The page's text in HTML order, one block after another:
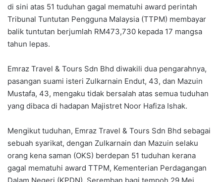
di sini atas 51 tuduhan gagal mematuhi award perintah
Tribunal Tuntutan Pengguna Malaysia (TTPM) membayar
balik tuntutan berjumlah RM473,730 kepada 17 mangsa
tahun lepas.
Emraz Travel & Tours Sdn Bhd diwakili dua pengarahnya,
pasangan suami isteri Zulkarnain Endut, 43, dan Mazuin
Mustafa, 43, mengaku tidak bersalah atas semua tuduhan
yang dibaca di hadapan Majistret Noor Hafiza Ishak.
Mengikut tuduhan, Emraz Travel & Tours Sdn Bhd sebagai
sebuah syarikat, dengan Zulkarnain dan Mazuin selaku
orang kena saman (OKS) berdepan 51 tuduhan kerana
gagal mematuhi award TTPM, Kementerian Perdagangan